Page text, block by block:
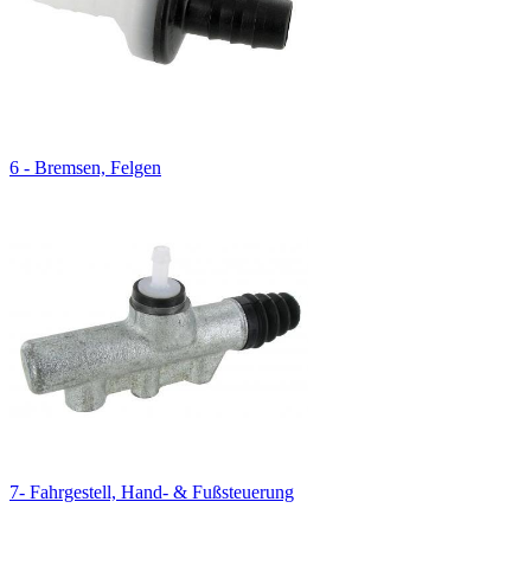
6 - Bremsen, Felgen
7- Fahrgestell, Hand- & Fußsteuerung